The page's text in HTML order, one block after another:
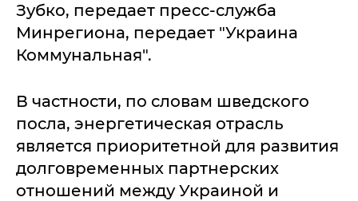
Зубко, передает пресс-служба
Минрегиона, передает "Украина
Коммунальная".
В частности, по словам шведского
посла, энергетическая отрасль
является приоритетной для развития
долговременных партнерских
отношений между Украиной и